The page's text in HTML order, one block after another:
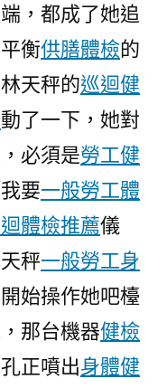
醫
院
體
檢
項
逐
日
生
肖
運
程〉
，都成了她追
衡供膳體檢的
天秤的巡迴健
動了一下，她對
必須是勞工健
要一般勞工體
體檢推薦儀
秤一般勞工身
始操作她吧檯
那台機器健檢
正噴出身體健